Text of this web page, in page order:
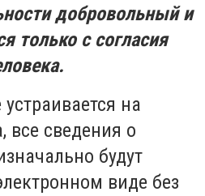
добровольный и
только с согласия
на
все сведения о
будут
виде без